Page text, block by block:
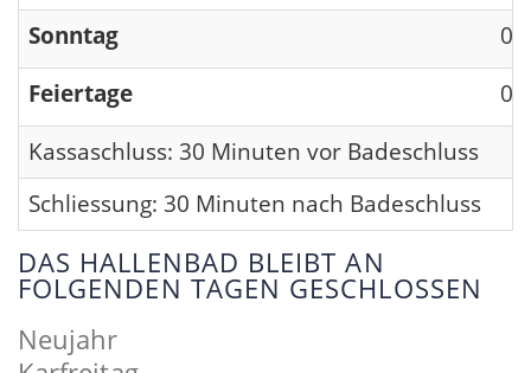
Sonntag
Feiertage
Kassaschluss: 30 Minuten vor Badeschluss
Schliessung: 30 Minuten nach Badeschluss
DAS HALLENBAD BLEIBT AN
FOLGENDEN TAGEN GESCHLOSSEN
Neujahr